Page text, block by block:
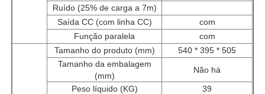
Ruído (25% de carga a 7m)
Saída CC (com linha CC)
com
Função paralela
com
Tamanho do produto (mm)
540 * 395 * 505
Tamanho da embalagem
(mm)
Não há
Peso líquido (KG)
39